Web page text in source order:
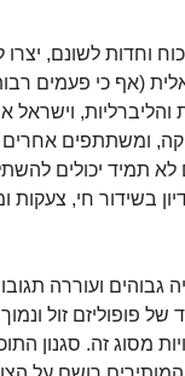
וחדות לשונם,
ומשתתפים אחרים
תמיד יכולים
בשידור חי, צעקות
גבוהים ועוררה
של פופוליזם זול
מסוג זה. סגנון